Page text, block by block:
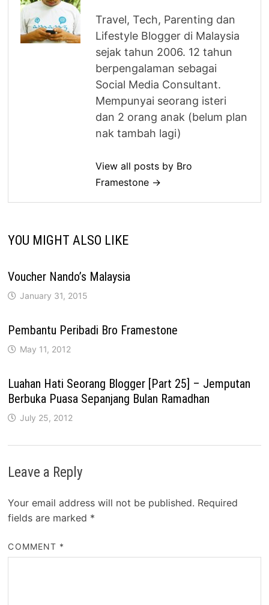
Travel, Tech, Parenting dan
Lifestyle Blogger di Malaysia
sejak tahun 2006. 12 tahun
berpengalaman sebagai
Social Media Consultant.
Mempunyai seorang isteri
dan 2 orang anak (belum plan
nak tambah lagi)
View all posts by Bro
Framestone →
YOU MIGHT ALSO LIKE
Voucher Nando’s Malaysia
January 31, 2015
Pembantu Peribadi Bro Framestone
May 11, 2012
Luahan Hati Seorang Blogger [Part 25] – Jemputan
Berbuka Puasa Sepanjang Bulan Ramadhan
July 25, 2012
Leave a Reply
Your email address will not be published. Required
fields are marked *
COMMENT *